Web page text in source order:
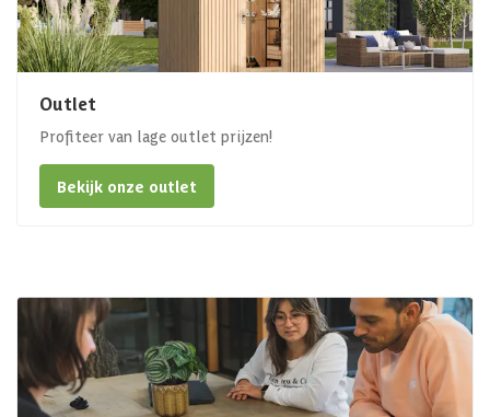
Outlet
Profiteer van lage outlet prijzen!
Bekijk onze outlet